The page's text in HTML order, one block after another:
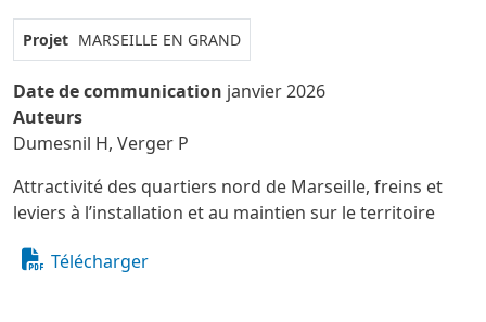
Projet MARSEILLE EN GRAND
Date de communication janvier 2026
Auteurs
Dumesnil H, Verger P
Attractivité des quartiers nord de Marseille, freins et
leviers à l’installation et au maintien sur le territoire
Télécharger